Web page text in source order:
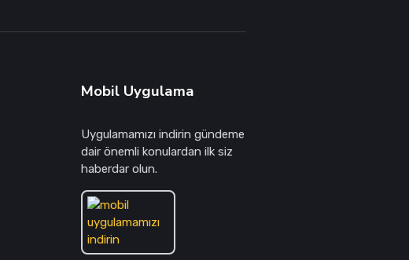
Mobil Uygulama
Uygulamamızı indirin gündeme
dair önemli konulardan ilk siz
haberdar olun.